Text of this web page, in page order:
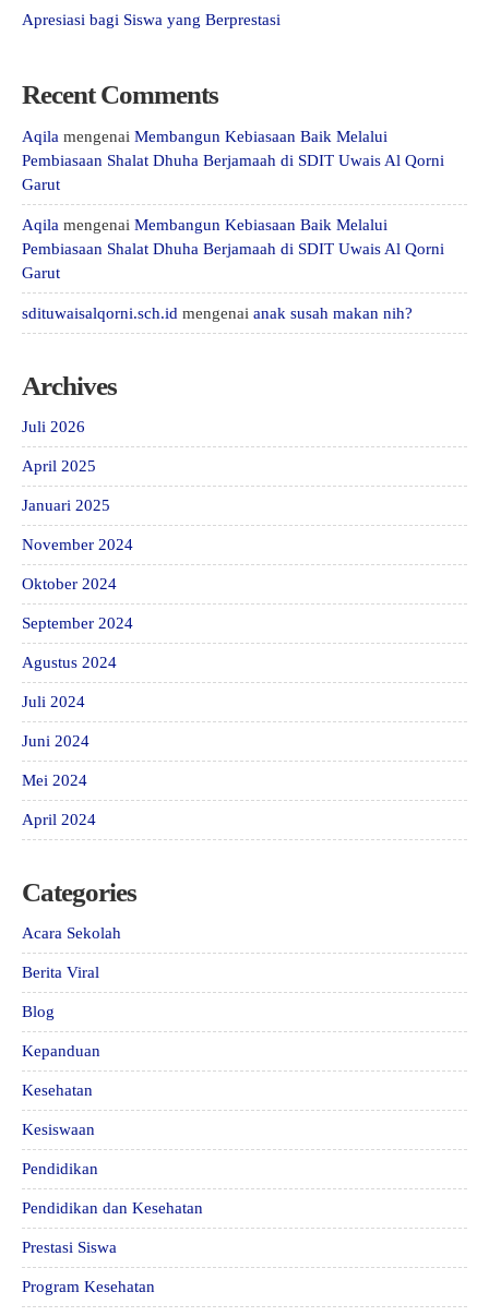
Apresiasi bagi Siswa yang Berprestasi
Recent Comments
Aqila mengenai Membangun Kebiasaan Baik Melalui
Pembiasaan Shalat Dhuha Berjamaah di SDIT Uwais Al Qorni
Garut
Aqila mengenai Membangun Kebiasaan Baik Melalui
Pembiasaan Shalat Dhuha Berjamaah di SDIT Uwais Al Qorni
Garut
sdituwaisalqorni.sch.id mengenai anak susah makan nih?
Archives
Juli 2026
April 2025
Januari 2025
November 2024
Oktober 2024
September 2024
Agustus 2024
Juli 2024
Juni 2024
Mei 2024
April 2024
Categories
Acara Sekolah
Berita Viral
Blog
Kepanduan
Kesehatan
Kesiswaan
Pendidikan
Pendidikan dan Kesehatan
Prestasi Siswa
Program Kesehatan